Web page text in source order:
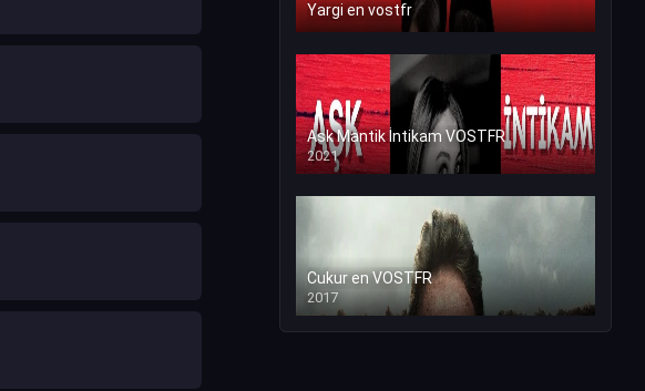
Yargi en vostfr
Ask Mantik İntikam VOSTFR
2021
Cukur en VOSTFR
2017